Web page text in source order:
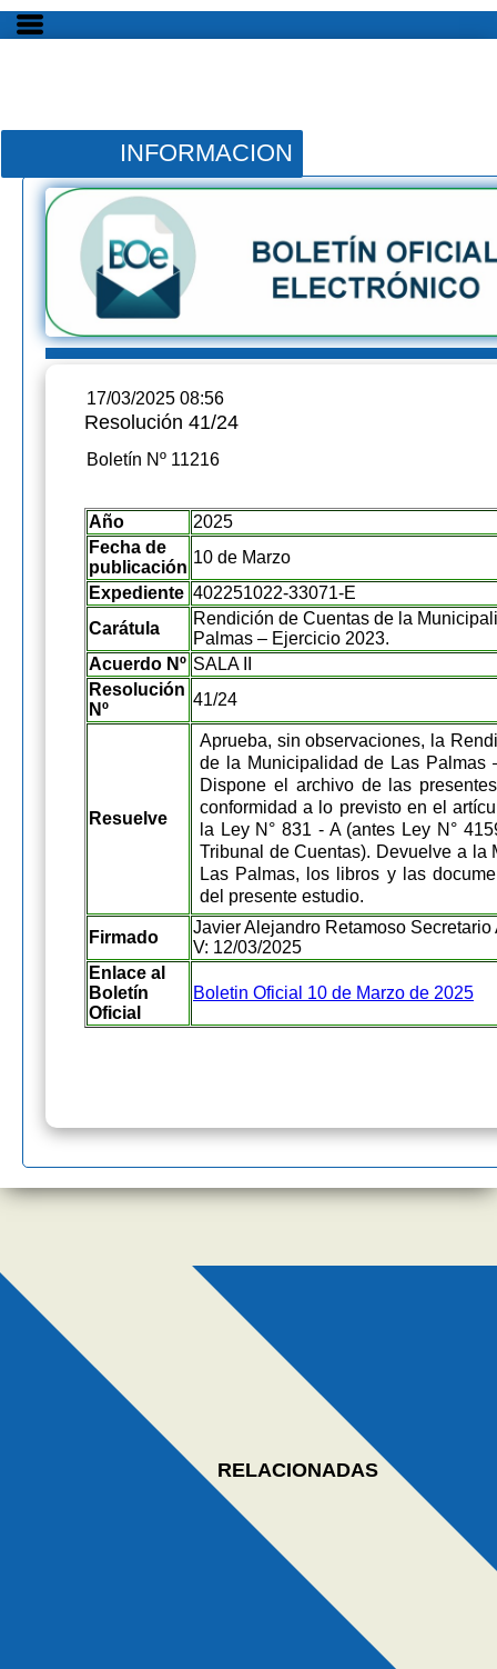
INFORMACION
17/03/2025 08:56
Resolución 41/24
Boletín Nº 11216
Año
2025
Fecha de
publicación
10 de Marzo
Expediente 402251022-33071-E
Carátula
Rendición de Cuentas de la
Palmas – Ejercicio 2023.
Acuerdo Nº SALA II
Resolución
Nº
41/24
Resuelve
Aprueba, sin observaciones, la
de la Municipalidad de Las Palmas
Dispone el archivo de las
conformidad a lo previsto en el
la Ley N° 831 - A (antes Ley N°
Tribunal de Cuentas). Devuelve a la
Las Palmas, los libros y las
del presente estudio.
Firmado
Javier Alejandro Retamoso Secretario
V: 12/03/2025
Enlace al
Boletín
Oficial
Boletin Oficial 10 de Marzo de 2025
RELACIONADAS